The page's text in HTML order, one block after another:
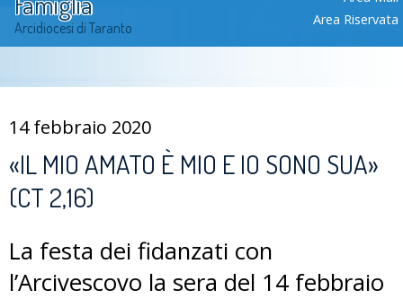
Arcidiocesi di Taranto
Area Riservata
14 febbraio 2020
«IL MIO AMATO È MIO E IO SONO SUA»
(CT 2,16)
La festa dei fidanzati con
l’Arcivescovo la sera del 14 febbraio